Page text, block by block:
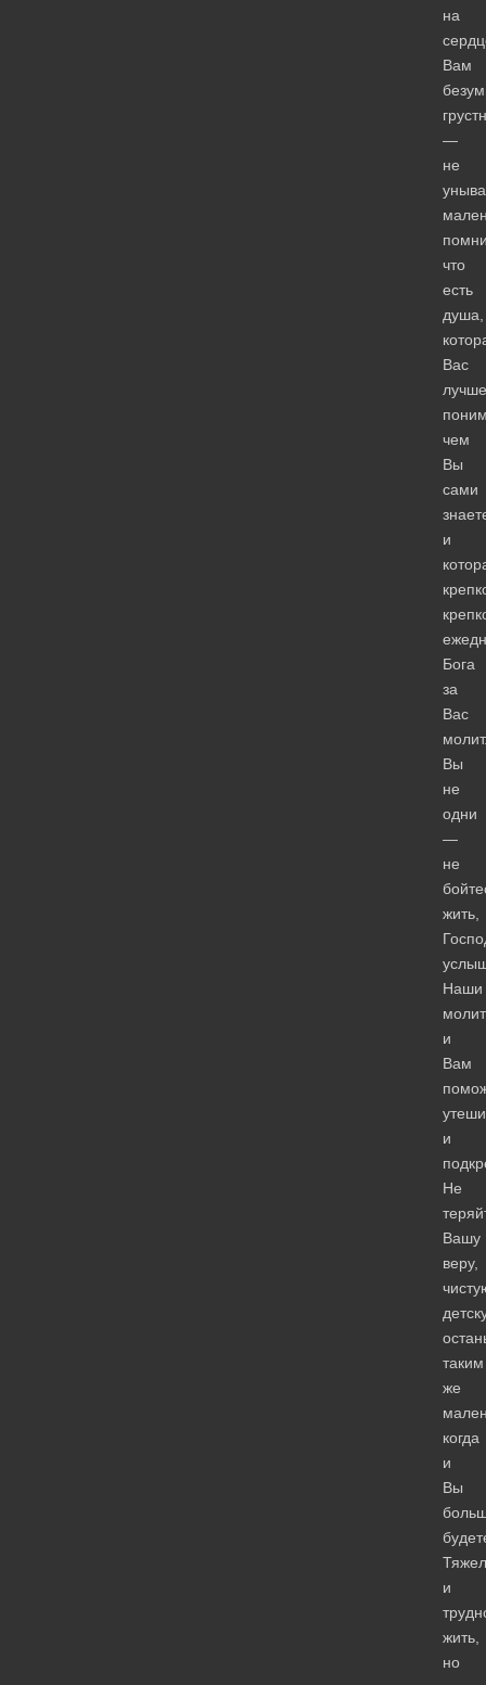
на
Вам
—
не
что
есть
душа,
Вас
лучше
чем
Вы
сами
и
Бога
за
Вас
Вы
не
одни
—
не
жить,
Наши
и
Вам
и
Не
Вашу
веру,
таким
же
когда
и
Вы
и
жить,
но